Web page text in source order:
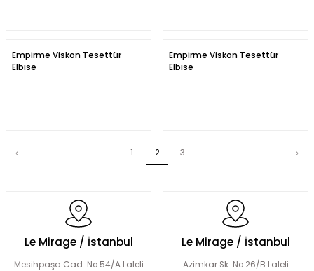
Empirme Viskon Tesettür
Elbise
Empirme Viskon Tesettür
Elbise
1 2 3
Le Mirage / İstanbul
Mesihpaşa Cad. No:54/A Laleli
Le Mirage / İstanbul
Azimkar Sk. No:26/B Laleli